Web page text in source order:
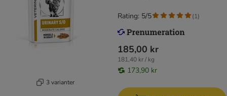
3 varianter
185,00 kr
181,40 kr / kg
173,90 kr
Rating: 5/5 (1)